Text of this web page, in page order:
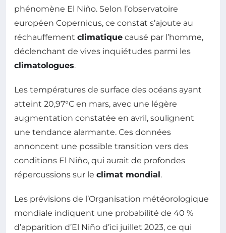
phénomène El Niño. Selon l’observatoire
européen Copernicus, ce constat s’ajoute au
réchauffement climatique causé par l’homme,
déclenchant de vives inquiétudes parmi les
climatologues.
Les températures de surface des océans ayant
atteint 20,97°C en mars, avec une légère
augmentation constatée en avril, soulignent
une tendance alarmante. Ces données
annoncent une possible transition vers des
conditions El Niño, qui aurait de profondes
répercussions sur le climat mondial.
Les prévisions de l’Organisation météorologique
mondiale indiquent une probabilité de 40 %
d’apparition d’El Niño d’ici juillet 2023, ce qui